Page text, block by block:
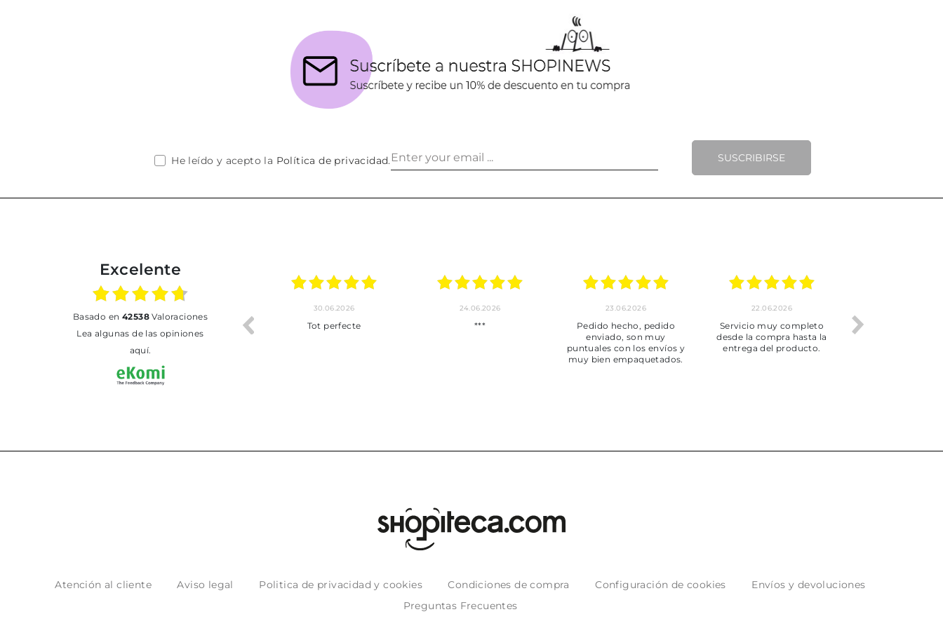
SUSCRIBIRSE
He leído y acepto la Política de privacidad.
Excelente
basado en 42538Valoraciones
Lea algunas de las opiniones
aquí.
30.06.2026
Tot perfecte
24.06.2026
***
23.06.2026
Pedido hecho, pedido
enviado, son muy
puntuales con los envíos y
muy bien empaquetados.
22.06.2026
Servicio muy completo
desde la compra hasta la
entrega del producto.
Atención al cliente Aviso legal Politica de privacidad y cookies Condiciones de compra Configuración de cookies
Envíos y devoluciones
Preguntas Frecuentes